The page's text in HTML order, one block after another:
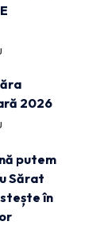
2026
putem
Sărat
în